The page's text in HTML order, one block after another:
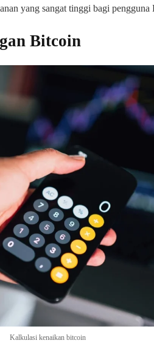
yang sangat tinggi bagi pengguna
Bitcoin
Kalkulasi kenaikan bitcoin